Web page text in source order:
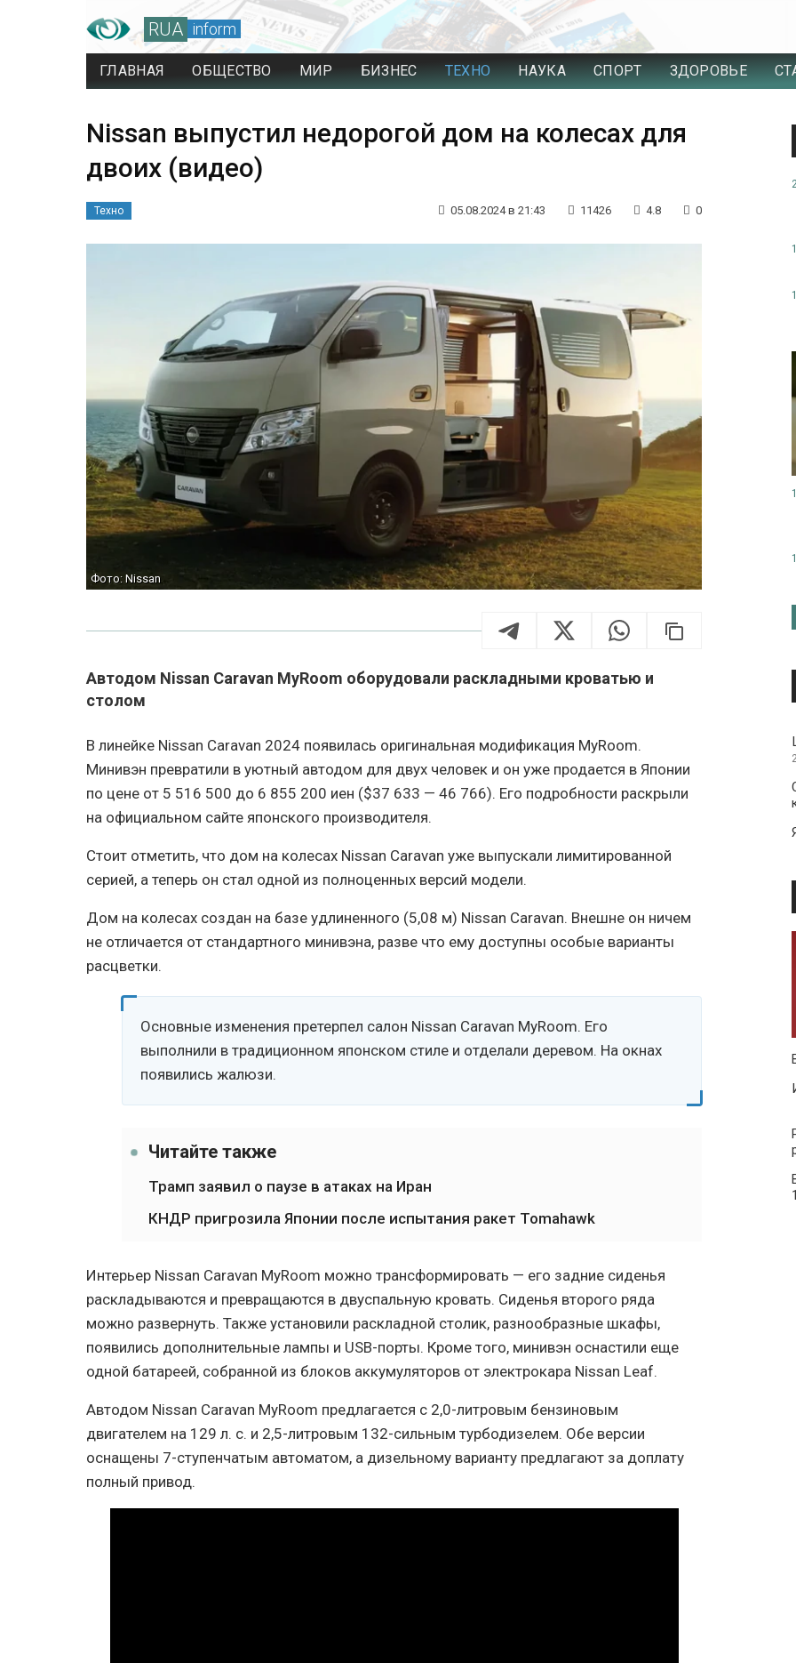
RUA inform
ГЛАВНАЯ ОБЩЕСТВО МИР БИЗНЕС ТЕХНО НАУКА СПОРТ ЗДОРОВЬЕ
Nissan выпустил недорогой дом на колесах для
двоих (видео)
Техно 05.08.2024 в 21:43 11426 4.8 0
Фото: Nissan
Автодом Nissan Caravan MyRoom оборудовали раскладными кроватью и
столом
В линейке Nissan Caravan 2024 появилась оригинальная модификация MyRoom.
Минивэн превратили в уютный автодом для двух человек и он уже продается в Японии
по цене от 5 516 500 до 6 855 200 иен ($37 633 — 46 766). Его подробности раскрыли
на официальном сайте японского производителя.
Стоит отметить, что дом на колесах Nissan Caravan уже выпускали лимитированной
серией, а теперь он стал одной из полноценных версий модели.
Дом на колесах создан на базе удлиненного (5,08 м) Nissan Caravan. Внешне он ничем
не отличается от стандартного минивэна, разве что ему доступны особые варианты
расцветки.
Основные изменения претерпел салон Nissan Caravan MyRoom. Его
выполнили в традиционном японском стиле и отделали деревом. На окнах
появились жалюзи.
Читайте также
Трамп заявил о паузе в атаках на Иран
КНДР пригрозила Японии после испытания ракет Tomahawk
Интерьер Nissan Caravan MyRoom можно трансформировать — его задние сиденья
раскладываются и превращаются в двуспальную кровать. Сиденья второго ряда
можно развернуть. Также установили раскладной столик, разнообразные шкафы,
появились дополнительные лампы и USB-порты. Кроме того, минивэн оснастили еще
одной батареей, собранной из блоков аккумуляторов от электрокара Nissan Leaf.
Автодом Nissan Caravan MyRoom предлагается с 2,0-литровым бензиновым
двигателем на 129 л. с. и 2,5-литровым 132-сильным турбодизелем. Обе версии
оснащены 7-ступенчатым автоматом, а дизельному варианту предлагают за доплату
полный привод.